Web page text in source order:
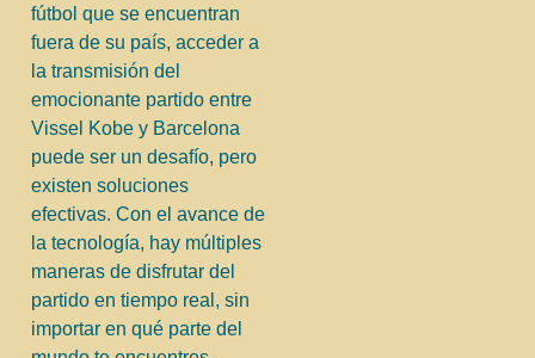
fútbol que se encuentran
fuera de su país, acceder a
la transmisión del
emocionante partido entre
Vissel Kobe y Barcelona
puede ser un desafío, pero
existen soluciones
efectivas. Con el avance de
la tecnología, hay múltiples
maneras de disfrutar del
partido en tiempo real, sin
importar en qué parte del